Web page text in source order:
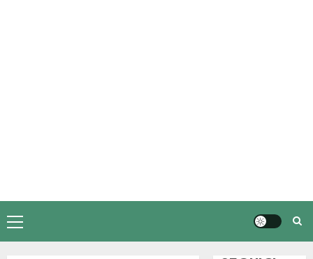
Menu
principale